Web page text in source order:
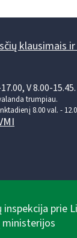
klausimais
V 8.00-15.45.
trumpiau.
8.00 val. -
prie
ministerijos